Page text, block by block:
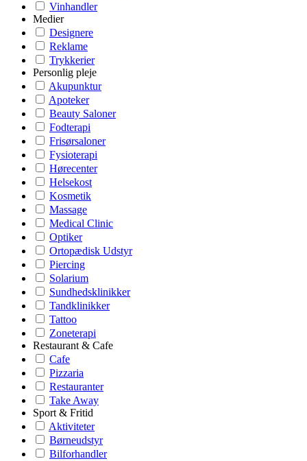
Vinhandler
Medier
Designere
Reklame
Trykkerier
Personlig pleje
Akupunktur
Apoteker
Beauty Saloner
Fodterapi
Frisørsaloner
Fysioterapi
Hørecenter
Helsekost
Kosmetik
Massage
Medical Clinic
Optiker
Ortopædisk Udstyr
Piercing
Solarium
Sundhedsklinikker
Tandklinikker
Tattoo
Zoneterapi
Restaurant & Cafe
Cafe
Pizzaria
Restauranter
Take Away
Sport & Fritid
Aktiviteter
Børneudstyr
Bilforhandler